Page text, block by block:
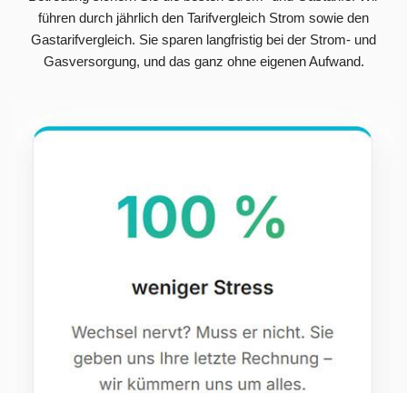
führen durch jährlich den Tarifvergleich Strom sowie den
Gastarifvergleich. Sie sparen langfristig bei der Strom- und
Gasversorgung, und das ganz ohne eigenen Aufwand.